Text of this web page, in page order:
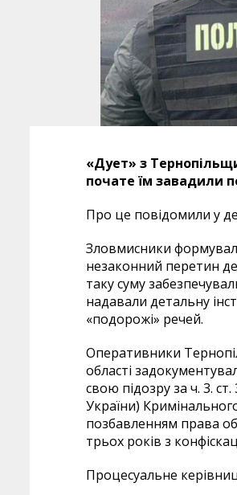
«Дует» з
почате їм завадили
Про це повідомили у
Зловмисники
незаконний перетин
таку суму
надавали детальну
«подорожі» речей.
Оперативники
області
свою підозру за ч. 3.
України)
позбавленням права
трьох років з
Процесуальне